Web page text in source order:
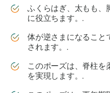
ふくらはぎ、太もも、
に役立ちます。.
体が逆さまになること
されます。.
このポーズは、脊柱を
を実現します。.